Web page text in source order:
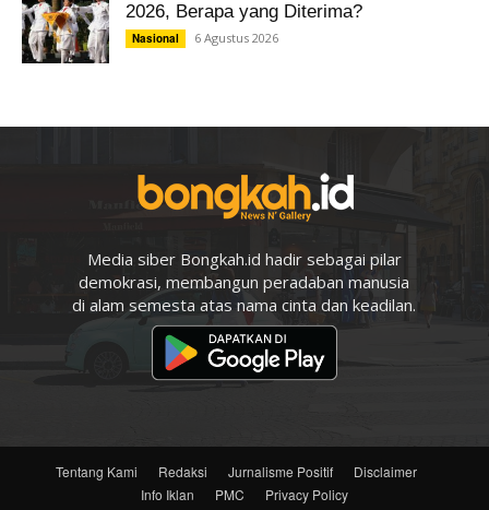
2026, Berapa yang Diterima?
Nasional 6 Agustus 2026
Media siber Bongkah.id hadir sebagai pilar
demokrasi, membangun peradaban manusia
di alam semesta atas nama cinta dan keadilan.
Tentang Kami Redaksi Jurnalisme Positif
Disclaimer
Info Iklan
PMC Privacy Policy